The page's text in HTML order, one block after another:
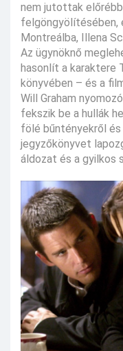
nem jutottak
felgöngyölítésében,
Montreálba, Illena
Az ügynöknő
hasonlít a karaktere
könyvében – és a
Will Graham
fekszik be a hullák
fölé bűntényekről és
jegyzőkönyvet
áldozat és a gyilkos